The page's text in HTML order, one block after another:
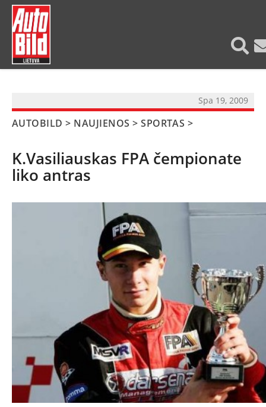
NAUJIENOS
TESTAI
Spa 19, 2009
AUTOBILD > NAUJIENOS >SPORTAS >
K.Vasiliauskas FPA čempionate
liko antras